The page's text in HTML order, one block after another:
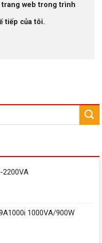
trang web trong trình
tiếp của tôi.
2200VA
1000VA/900W